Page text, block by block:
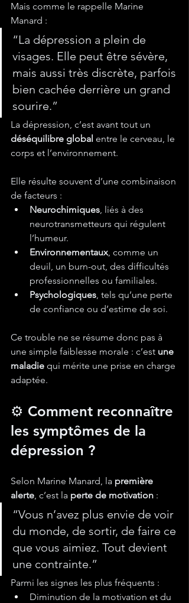
Mais comme le rappelle Marine
Manard :
“La dépression a plein de
visages. Elle peut être sévère,
mais aussi très discrète, parfois
bien cachée derrière un grand
sourire.”
La dépression, c’est avant tout un
déséquilibre global entre le cerveau, le
corps et l’environnement.
Elle résulte souvent d’une combinaison
de facteurs :
Neurochimiques, liés à des
neurotransmetteurs qui régulent
l’humeur.
Environnementaux, comme un
deuil, un burn-out, des difficultés
professionnelles ou familiales.
Psychologiques, tels qu’une perte
de confiance ou d’estime de soi.
Ce trouble ne se résume donc pas à
une simple faiblesse morale : c’est une
maladie qui mérite une prise en charge
adaptée.
⚙️ Comment reconnaître
les symptômes de la
dépression ?
Selon Marine Manard, la première
alerte, c’est la perte de motivation :
“Vous n’avez plus envie de voir
du monde, de sortir, de faire ce
que vous aimiez. Tout devient
une contrainte.”
Parmi les signes les plus fréquents :
Diminution de la motivation et du